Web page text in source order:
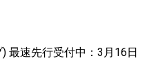
最速先行受付中：3月16日